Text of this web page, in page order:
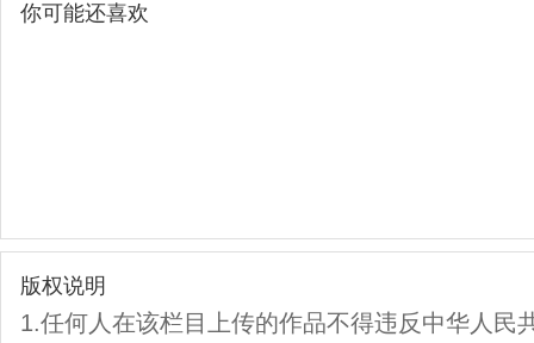
你可能还喜欢
版权说明
1.任何人在该栏目上传的作品不得违反中华人民